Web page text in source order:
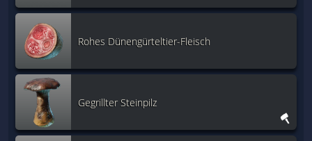
Rohes Dünengürteltier-Fleisch
Gegrillter Steinpilz